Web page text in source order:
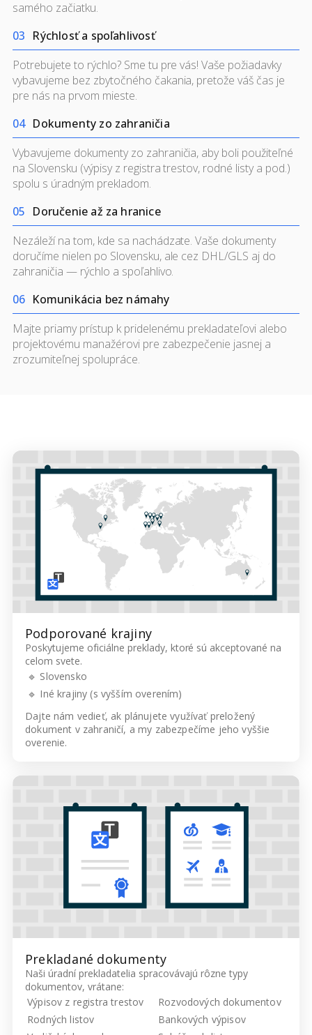
samého začiatku.
03 Rýchlosť a spoľahlivosť
Potrebujete to rýchlo? Sme tu pre vás! Vaše požiadavky
vybavujeme bez zbytočného čakania, pretože váš čas je
pre nás na prvom mieste.
04 Dokumenty zo zahraničia
Vybavujeme dokumenty zo zahraničia, aby boli použiteľné
na Slovensku (výpisy z registra trestov, rodné listy a pod.)
spolu s úradným prekladom.
05 Doručenie až za hranice
Nezáleží na tom, kde sa nachádzate. Vaše dokumenty
doručíme nielen po Slovensku, ale cez DHL/GLS aj do
zahraničia — rýchlo a spoľahlivo.
06 Komunikácia bez námahy
Majte priamy prístup k pridelenému prekladateľovi alebo
projektovému manažérovi pre zabezpečenie jasnej a
zrozumiteľnej spolupráce.
Podporované krajiny
Poskytujeme oficiálne preklady, ktoré sú akceptované na
celom svete.
🔹 Slovensko
🔹 Iné krajiny (s vyšším overením)
Dajte nám vedieť, ak plánujete využívať preložený
dokument v zahraničí, a my zabezpečíme jeho vyššie
overenie.
Prekladané dokumenty
Naši úradní prekladatelia spracovávajú rôzne typy
dokumentov, vrátane:
Výpisov z registra trestov
Rozvodových dokumentov
Rodných listov
Bankových výpisov